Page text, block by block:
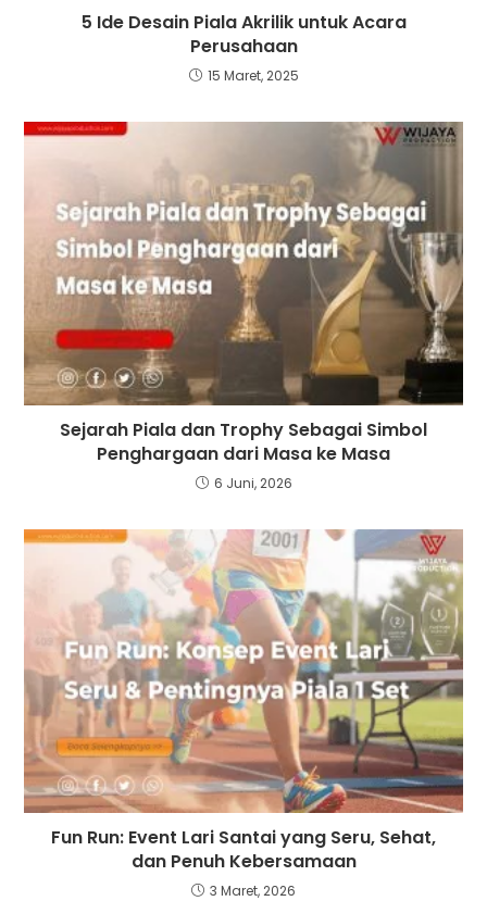
5 Ide Desain Piala Akrilik untuk Acara
Perusahaan
15 Maret, 2025
Sejarah Piala dan Trophy Sebagai Simbol
Penghargaan dari Masa ke Masa
6 Juni, 2026
Fun Run: Event Lari Santai yang Seru, Sehat,
dan Penuh Kebersamaan
3 Maret, 2026